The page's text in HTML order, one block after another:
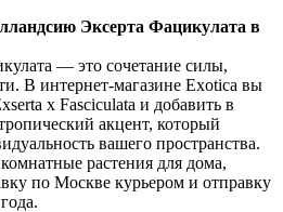
Эксерта Фацикулата в
— это сочетание силы,
В интернет-магазине Exotica вы
x Fasciculata и добавить в
акцент, который
вашего пространства.
растения для дома,
по Москве курьером и отправку